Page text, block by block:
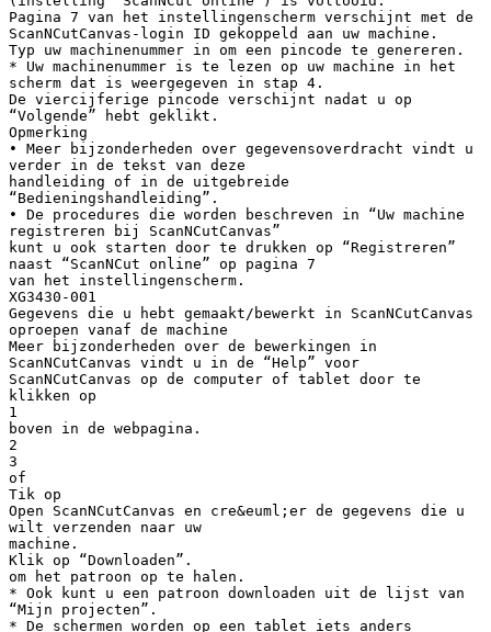
Pagina 7 van het instellingenscherm verschijnt met de
ScanNCutCanvas-login ID gekoppeld aan uw machine.
Typ uw machinenummer in om een pincode te genereren.
* Uw machinenummer is te lezen op uw machine in het
scherm dat is weergegeven in stap 4.
De viercijferige pincode verschijnt nadat u op
“Volgende” hebt geklikt.
Opmerking
• Meer bijzonderheden over gegevensoverdracht vindt u
verder in de tekst van deze
handleiding of in de uitgebreide
“Bedieningshandleiding”.
• De procedures die worden beschreven in “Uw machine
registreren bij ScanNCutCanvas”
kunt u ook starten door te drukken op “Registreren”
naast “ScanNCut online” op pagina 7
van het instellingenscherm.
XG3430-001
Gegevens die u hebt gemaakt/bewerkt in ScanNCutCanvas
oproepen vanaf de machine
Meer bijzonderheden over de bewerkingen in
ScanNCutCanvas vindt u in de “Help” voor
ScanNCutCanvas op de computer of tablet door te
klikken op
1
boven in de webpagina.
2
3
of
Tik op
Open ScanNCutCanvas en cre&euml;er de gegevens die u
wilt verzenden naar uw
machine.
Klik op “Downloaden”.
om het patroon op te halen.
* Ook kunt u een patroon downloaden uit de lijst van
“Mijn projecten”.
* De schermen worden op een tablet iets anders